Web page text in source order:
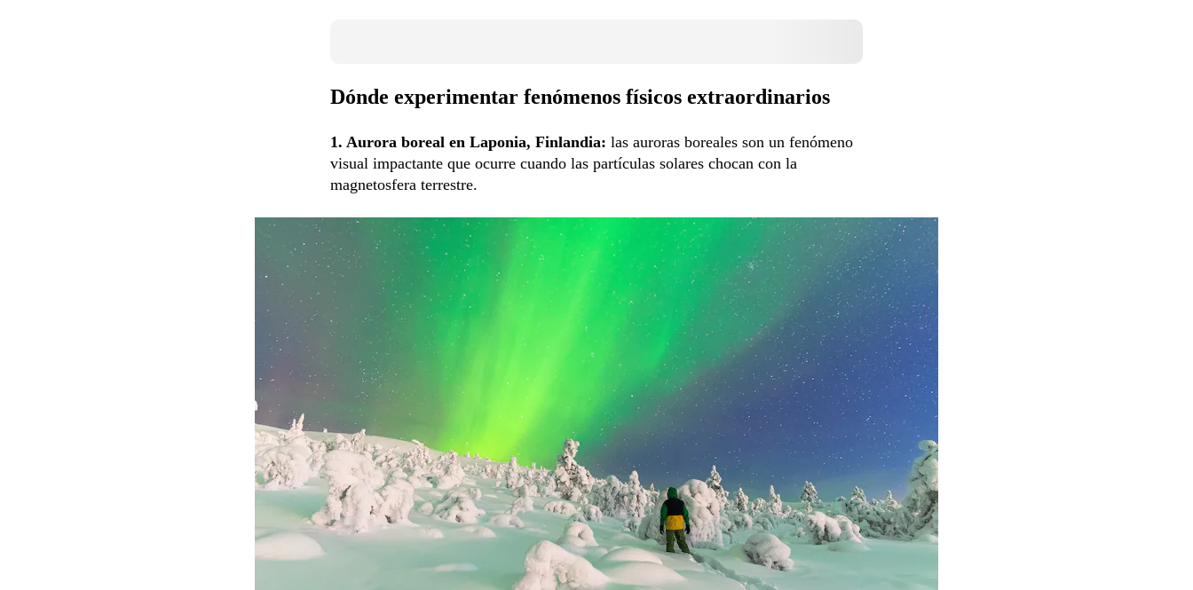
Dónde experimentar fenómenos físicos extraordinarios
1. Aurora boreal en Laponia, Finlandia: las auroras boreales son un fenómeno
visual impactante que ocurre cuando las partículas solares chocan con la
magnetosfera terrestre.